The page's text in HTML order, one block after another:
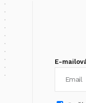
E-